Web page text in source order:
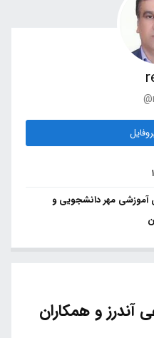
آموزشی مهر دانشجویی و
آندرز و همکاران